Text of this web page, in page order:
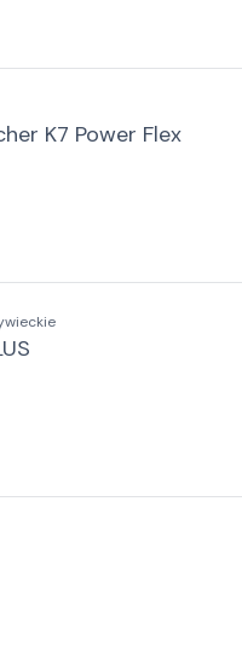
K7 Power Flex